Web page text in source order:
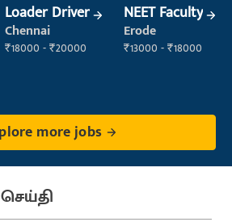
Loader Driver
Chennai
₹18000 - ₹20000
NEET Faculty
Erode
₹13000 - ₹18000
more jobs